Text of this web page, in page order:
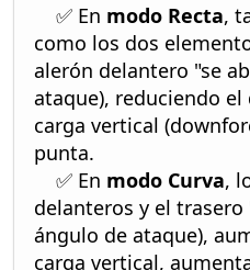
✅ En modo Recta,
como los dos
alerón delantero "se
ataque), reduciendo
carga vertical
punta.
✅ En modo Curva,
delanteros y el trasero
ángulo de ataque),
carga vertical,